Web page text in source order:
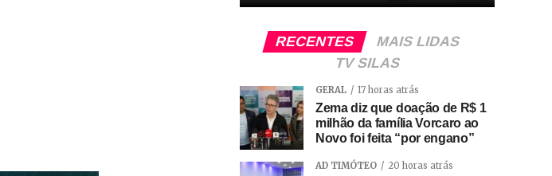
RECENTES
MAIS LIDAS
TV SILAS
GERAL 17 horas atrás
Zema diz que doação de R$ 1
milhão da família Vorcaro ao
Novo foi feita “por engano”
AD TIMÓTEO 20 horas atrás